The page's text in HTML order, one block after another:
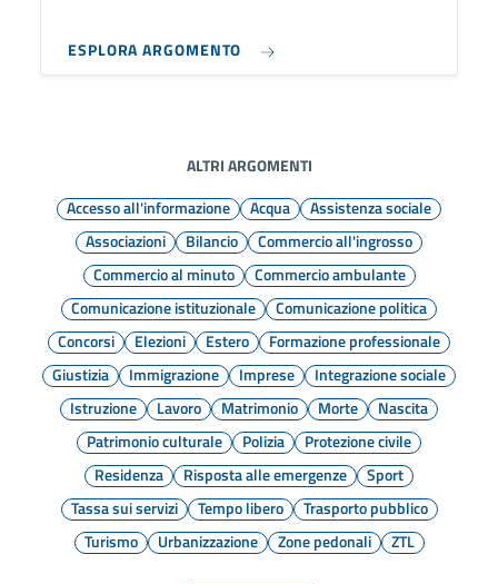
ESPLORA ARGOMENTO
ALTRI ARGOMENTI
Accesso all'informazione
Acqua
Assistenza sociale
Associazioni
Bilancio
Commercio all'ingrosso
Commercio al minuto
Commercio ambulante
Comunicazione istituzionale
Comunicazione politica
Concorsi
Elezioni Estero
Formazione professionale
Giustizia
Immigrazione Imprese
Integrazione sociale
Istruzione
Lavoro Matrimonio Morte
Nascita
Patrimonio culturale
Polizia
Protezione civile
Residenza
Risposta alle emergenze
Sport
Tassa sui servizi
Tempo libero
Trasporto pubblico
Turismo
Urbanizzazione Zone pedonali ZTL